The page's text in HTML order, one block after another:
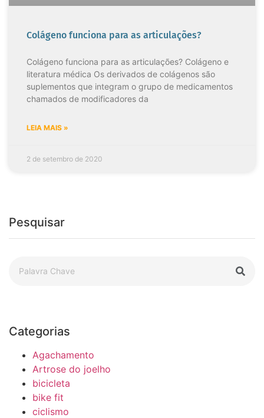
Colágeno funciona para as articulações?
Colágeno funciona para as articulações? Colágeno e
literatura médica Os derivados de colágenos são
suplementos que integram o grupo de medicamentos
chamados de modificadores da
LEIA MAIS »
2 de setembro de 2020
Pesquisar
Categorias
Agachamento
Artrose do joelho
bicicleta
bike fit
ciclismo